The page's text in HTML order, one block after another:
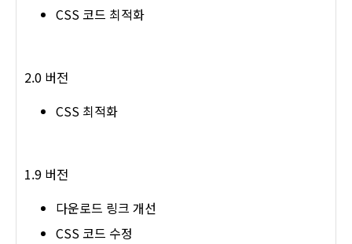
CSS 코드 최적화
2.0 버전
CSS 최적화
1.9 버전
다운로드 링크 개선
CSS 코드 수정